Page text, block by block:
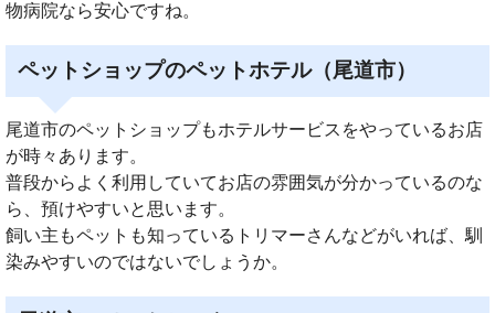
物病院なら安心ですね。
ペットショップのペットホテル（尾道市）
尾道市のペットショップもホテルサービスをやっているお店
が時々あります。
普段からよく利用していてお店の雰囲気が分かっているのな
ら、預けやすいと思います。
飼い主もペットも知っているトリマーさんなどがいれば、馴
染みやすいのではないでしょうか。